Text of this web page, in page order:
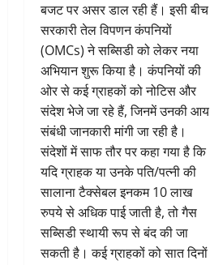
बजट पर असर डाल रही हैं। इसी बीच
सरकारी तेल विपणन कंपनियों
(OMCs) ने सब्सिडी को लेकर नया
अभियान शुरू किया है। कंपनियों की
ओर से कई ग्राहकों को नोटिस और
संदेश भेजे जा रहे हैं, जिनमें उनकी आय
संबंधी जानकारी मांगी जा रही है।
संदेशों में साफ तौर पर कहा गया है कि
यदि ग्राहक या उनके पति/पत्नी की
सालाना टैक्सेबल इनकम 10 लाख
रुपये से अधिक पाई जाती है, तो गैस
सब्सिडी स्थायी रूप से बंद की जा
सकती है। कई ग्राहकों को सात दिनों